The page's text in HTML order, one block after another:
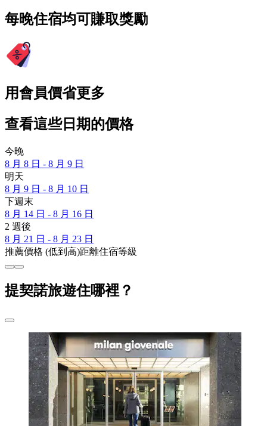
每晚住宿均可賺取獎勵
用會員價省更多
查看這些日期的價格
今晚
8 月 8 日 - 8 月 9 日
明天
8 月 9 日 - 8 月 10 日
下週末
8 月 14 日 - 8 月 16 日
2 週後
8 月 21 日 - 8 月 23 日
推薦價格 (低到高)距離住宿等級
提契諾旅遊住哪裡？